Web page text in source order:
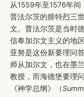
从1559年至1576年
普法尔茨的腓特烈三
文。普法尔茨是当时
信奉加尔文主义的地
亚努是这份新要理问
师从加尔文，也在墨
教授，而海德堡要理
《神学总纲》（